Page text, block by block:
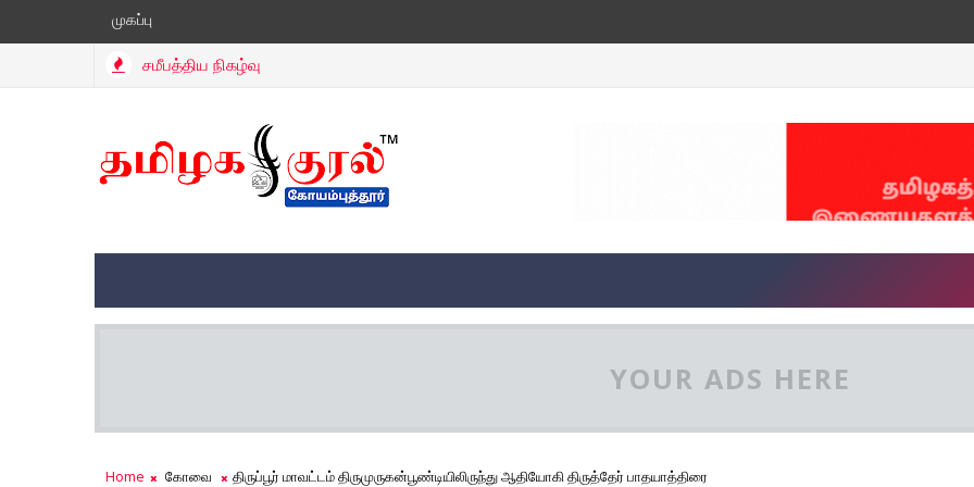
முகப்பு
சமீபத்திய நிகழ்வு
YOUR ADS HERE
Home கோவை திருப்பூர் மாவட்டம் திருமுருகன்பூண்டியிலிருந்து ஆதியோகி திருத்தேர் பாதயாத்திரை